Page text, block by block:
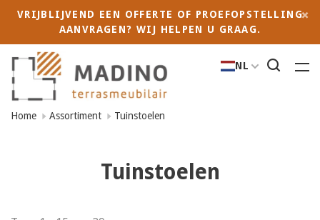
VRIJBLIJVEND EEN OFFERTE OF PROEFOPSTELLING
AANVRAGEN? WIJ HELPEN U GRAAG.
NL
Home Assortiment Tuinstoelen
Tuinstoelen